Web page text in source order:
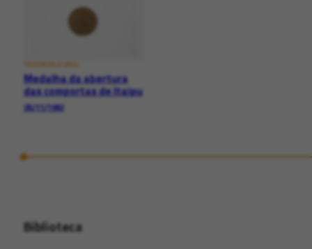
TRIDIMENSIONAL
Medalha da abertura
das comportas de Itaipu
05/11/1982
Biblioteca